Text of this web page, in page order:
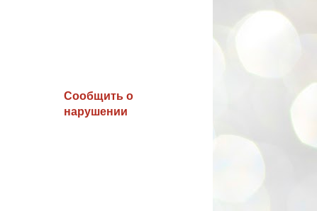
Сообщить о
нарушении